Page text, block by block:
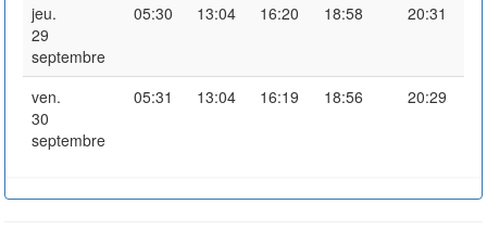
jeu.
29
septembre
05:30 13:04 16:20 18:58 20:31
ven.
30
septembre
05:31 13:04 16:19 18:56 20:29